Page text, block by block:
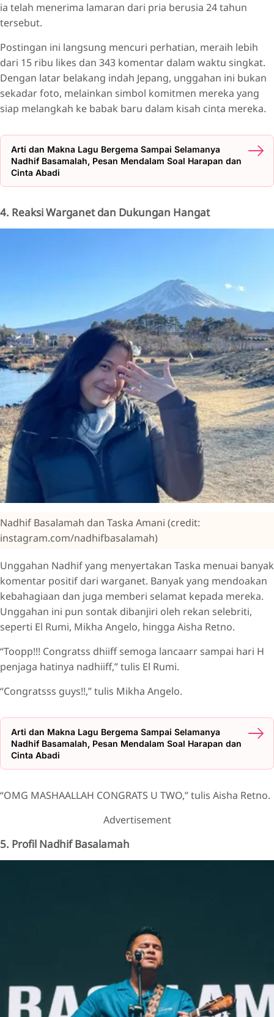
ia telah menerima lamaran dari pria berusia 24 tahun
tersebut.
Postingan ini langsung mencuri perhatian, meraih lebih
dari 15 ribu likes dan 343 komentar dalam waktu singkat.
Dengan latar belakang indah Jepang, unggahan ini bukan
sekadar foto, melainkan simbol komitmen mereka yang
siap melangkah ke babak baru dalam kisah cinta mereka.
Arti dan Makna Lagu Bergema Sampai Selamanya
Nadhif Basamalah, Pesan Mendalam Soal Harapan dan
Cinta Abadi
4. Reaksi Warganet dan Dukungan Hangat
Nadhif Basalamah dan Taska Amani (credit:
instagram.com/nadhifbasalamah)
Unggahan Nadhif yang menyertakan Taska menuai banyak
komentar positif dari warganet. Banyak yang mendoakan
kebahagiaan dan juga memberi selamat kepada mereka.
Unggahan ini pun sontak dibanjiri oleh rekan selebriti,
seperti El Rumi, Mikha Angelo, hingga Aisha Retno.
“Toopp!!! Congratss dhiiff semoga lancaarr sampai hari H
penjaga hatinya nadhiiff,” tulis El Rumi.
“Congratsss guys!!,” tulis Mikha Angelo.
Arti dan Makna Lagu Bergema Sampai Selamanya
Nadhif Basamalah, Pesan Mendalam Soal Harapan dan
Cinta Abadi
“OMG MASHAALLAH CONGRATS U TWO,” tulis Aisha Retno.
Advertisement
5. Profil Nadhif Basalamah